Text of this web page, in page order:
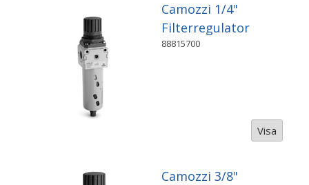
Camozzi 1/4"
Filterregulator
88815700
Visa
Camozzi 3/8"